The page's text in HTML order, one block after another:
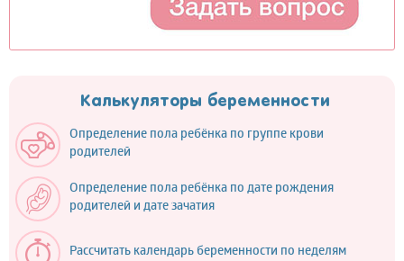
Калькуляторы беременности
Определение пола ребёнка по группе крови
родителей
Определение пола ребёнка по дате рождения
родителей и дате зачатия
Рассчитать календарь беременности по неделям